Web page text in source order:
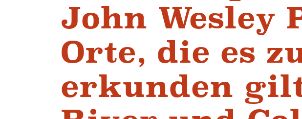
John Wesley
Orte, die es
erkunden